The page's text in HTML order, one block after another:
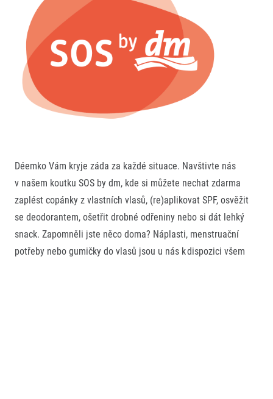
Déemko Vám kryje záda za každé situace. Navštivte nás
v našem koutku SOS by dm, kde si můžete nechat zdarma
zaplést copánky z vlastních vlasů, (re)aplikovat SPF, osvěžit
se deodorantem, ošetřit drobné odřeniny nebo si dát lehký
snack. Zapomněli jste něco doma? Náplasti, menstruační
potřeby nebo gumičky do vlasů jsou u nás k dispozici všem